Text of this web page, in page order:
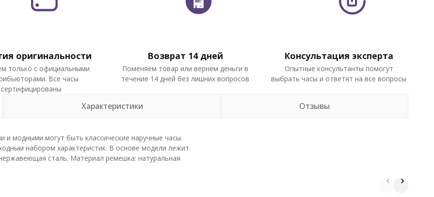
оригинальности
только с официальными
Все часы
сертифицированы
Возврат 14 дней
Поменяем товар или вернём деньги в
течение 14 дней без лишних вопросов
Консультация эксперта
Опытные консультанты помогут
выбрать часы и ответят на все вопросы
Характеристики Отзывы
и модными могут быть классические наручные часы.
набором характеристик. В основе модели лежит
сталь. Материал ремешка: натуральная